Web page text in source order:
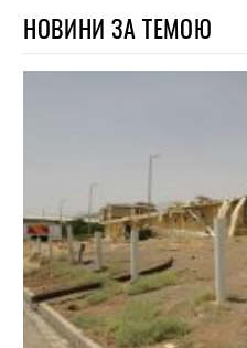
НОВИНИ ЗА ТЕМОЮ